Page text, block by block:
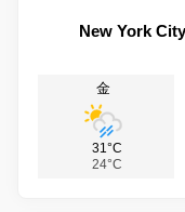
New York City
金
31°C
24°C